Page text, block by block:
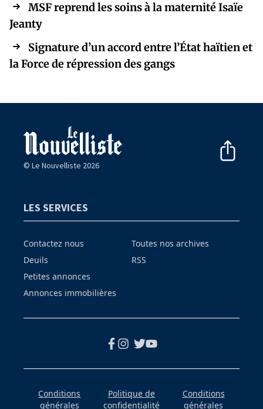
MSF reprend les soins à la maternité Isaïe
Jeanty
Signature d’un accord entre l’État haïtien et
la Force de répression des gangs
© Le Nouvelliste 2026
LES SERVICES
Contactez nous
Deuils
Petites annonces
Annonces immobilières
Toutes nos archives
RSS
Conditions
générales
Politique de
confidentialité
Conditions
générales